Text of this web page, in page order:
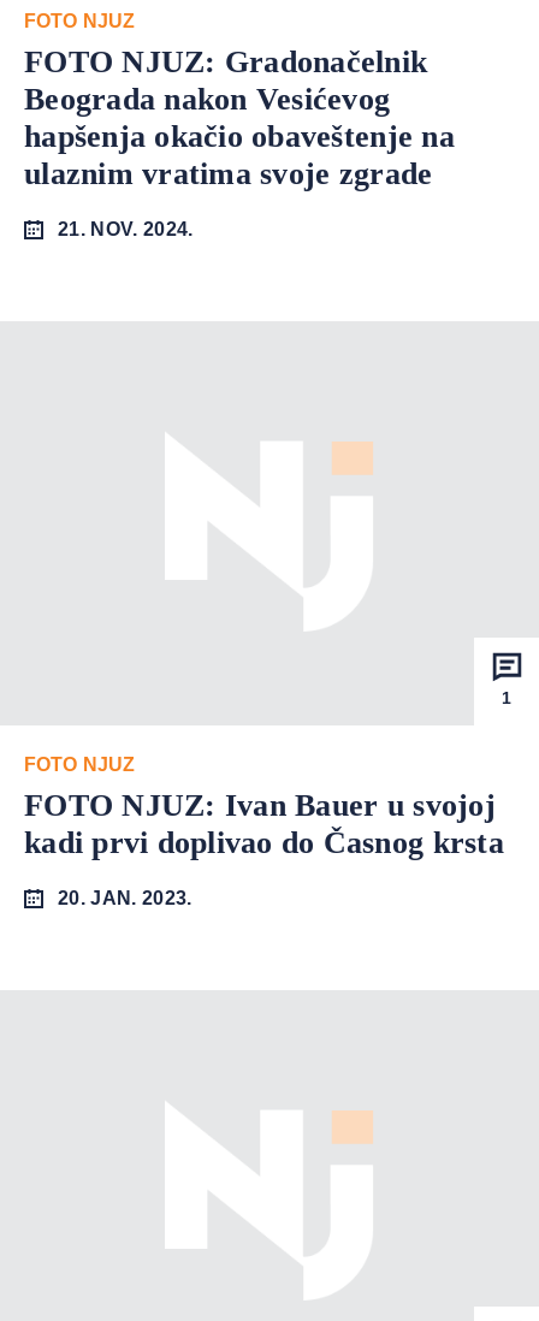
FOTO NJUZ
FOTO NJUZ: Gradonačelnik
Beograda nakon Vesićevog
hapšenja okačio obaveštenje na
ulaznim vratima svoje zgrade
21. NOV. 2024.
1
FOTO NJUZ
FOTO NJUZ: Ivan Bauer u svojoj
kadi prvi doplivao do Časnog krsta
20. JAN. 2023.